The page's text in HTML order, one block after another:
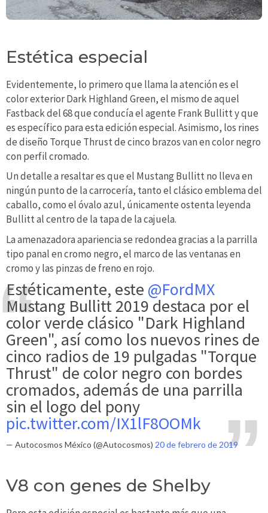
Estética especial
Evidentemente, lo primero que llama la atención es el
color exterior Dark Highland Green, el mismo de aquel
Fastback del 68 que conducía el agente Frank Bullitt y que
es específico para esta edición especial. Asimismo, los rines
de diseño Torque Thrust de cinco brazos van en color negro
con perfil cromado.
Un detalle a resaltar es que el Mustang Bullitt no lleva en
ningún punto de la carrocería, tanto el clásico emblema del
caballo, como el óvalo azul, únicamente ostenta leyenda
Bullitt al centro de la tapa de la cajuela.
La amenazadora apariencia se redondea gracias a la parrilla
tipo panal en cromo negro, el marco de las ventanas en
cromo y las pinzas de freno en rojo.
Estéticamente, este @FordMX
Mustang Bullitt 2019 destaca por el
color verde clásico "Dark Highland
Green", así como los nuevos rines de
cinco radios de 19 pulgadas "Torque
Thrust" de color negro con bordes
cromados, además de una parrilla
sin el logo del pony
pic.twitter.com/IX1lF8OOMk
— Autocosmos México (@Autocosmos) 20 de febrero de 2019
V8 con genes de Shelby